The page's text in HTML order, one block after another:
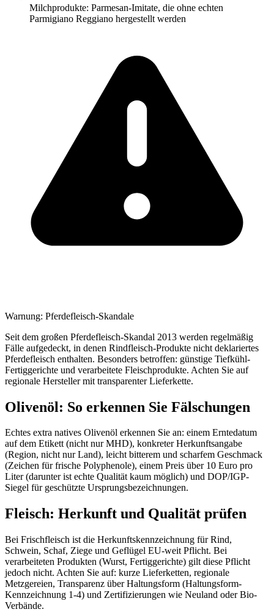
Milchprodukte: Parmesan-Imitate, die ohne echten
Parmigiano Reggiano hergestellt werden
Warnung: Pferdefleisch-Skandale
Seit dem großen Pferdefleisch-Skandal 2013 werden regelmäßig
Fälle aufgedeckt, in denen Rindfleisch-Produkte nicht deklariertes
Pferdefleisch enthalten. Besonders betroffen: günstige Tiefkühl-
Fertiggerichte und verarbeitete Fleischprodukte. Achten Sie auf
regionale Hersteller mit transparenter Lieferkette.
Olivenöl: So erkennen Sie Fälschungen
Echtes extra natives Olivenöl erkennen Sie an: einem Erntedatum
auf dem Etikett (nicht nur MHD), konkreter Herkunftsangabe
(Region, nicht nur Land), leicht bitterem und scharfem Geschmack
(Zeichen für frische Polyphenole), einem Preis über 10 Euro pro
Liter (darunter ist echte Qualität kaum möglich) und DOP/IGP-
Siegel für geschützte Ursprungsbezeichnungen.
Fleisch: Herkunft und Qualität prüfen
Bei Frischfleisch ist die Herkunftskennzeichnung für Rind,
Schwein, Schaf, Ziege und Geflügel EU-weit Pflicht. Bei
verarbeiteten Produkten (Wurst, Fertiggerichte) gilt diese Pflicht
jedoch nicht. Achten Sie auf: kurze Lieferketten, regionale
Metzgereien, Transparenz über Haltungsform (Haltungsform-
Kennzeichnung 1-4) und Zertifizierungen wie Neuland oder Bio-
Verbände.